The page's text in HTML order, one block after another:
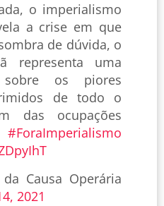
o imperialismo
a crise em que
de dúvida, o
representa uma
os piores
de todo o
das ocupações
#ForaImperialismo
Causa Operária
2021